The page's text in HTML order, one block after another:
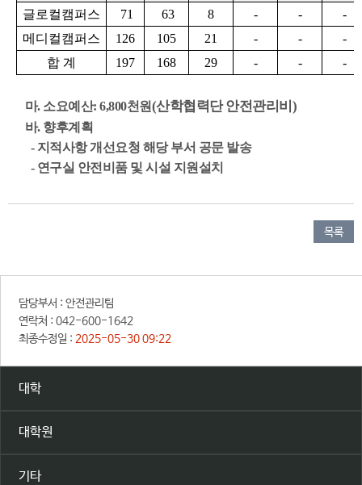
글로컬캠퍼스 71 63 8 - -
-
메디컬캠퍼스
126 105 21 - -
-
합 계
197 168 29 - - -
마. 소요예산: 6,800천원(산학협력단 안전관리비)
바. 향후계획
- 지적사항 개선요청 해당 부서 공문 발송
- 연구실 안전비품 및 시설 지원설치
목록
담당부서 : 안전관리팀
연락처 : 042-600-1642
최종수정일 : 2025-05-30 09:22
대학
대학원
기타